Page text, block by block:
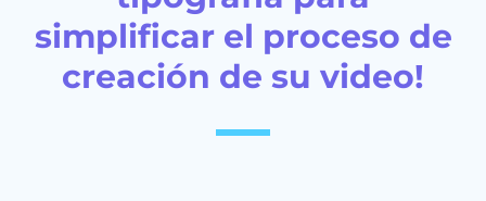
simplificar el proceso de
creación de su video!